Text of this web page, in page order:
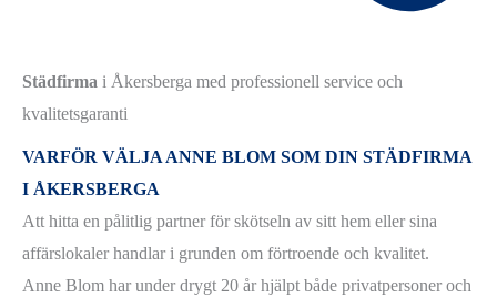
Städfirma i Åkersberga med professionell service och
kvalitetsgaranti
VARFÖR VÄLJA ANNE BLOM SOM DIN STÄDFIRMA
I ÅKERSBERGA
Att hitta en pålitlig partner för skötseln av sitt hem eller sina
affärslokaler handlar i grunden om förtroende och kvalitet.
Anne Blom har under drygt 20 år hjälpt både privatpersoner och